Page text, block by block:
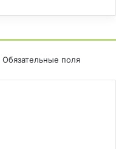
Обязательные поля